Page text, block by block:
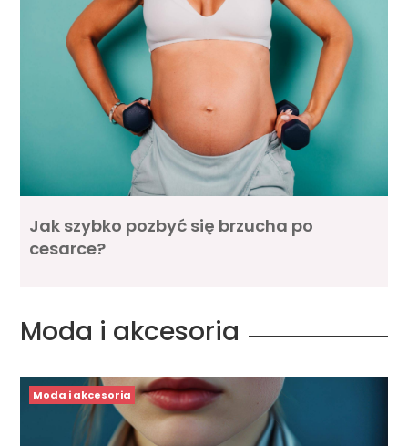
Jak szybko pozbyć się brzucha po
cesarce?
Moda i akcesoria
Moda i akcesoria